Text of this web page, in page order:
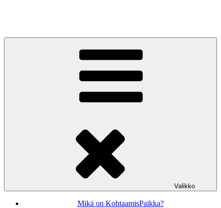
Valikko
Mikä on KohtaamisPaikka?